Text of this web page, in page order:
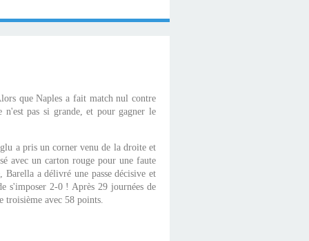
que Naples a fait match nul contre
pas si grande, et pour gagner le
a pris un corner venu de la droite et
avec un carton rouge pour une faute
a délivré une passe décisive et
s'imposer 2-0 ! Après 29 journées de
troisième avec 58 points.